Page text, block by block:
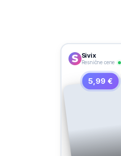
Sivix
Resnične cene
5,99 €